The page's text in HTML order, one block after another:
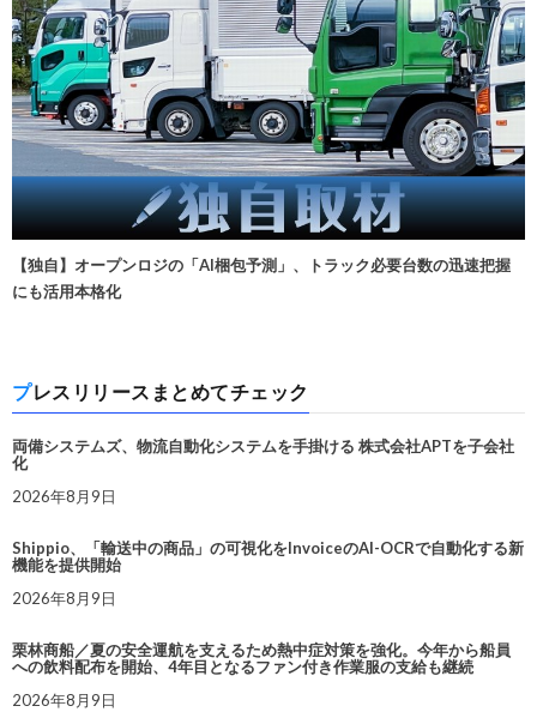
【独自】オープンロジの「AI梱包予測」、トラック必要台数の迅速把握
にも活用本格化
プレスリリースまとめてチェック
両備システムズ、物流自動化システムを手掛ける 株式会社APTを子会社
化
2026年8月9日
Shippio、「輸送中の商品」の可視化をInvoiceのAI-OCRで自動化する新
機能を提供開始
2026年8月9日
栗林商船／夏の安全運航を支えるため熱中症対策を強化。今年から船員
への飲料配布を開始、4年目となるファン付き作業服の支給も継続
2026年8月9日